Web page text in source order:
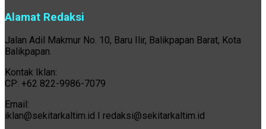
Alamat Redaksi
Jalan Adil Makmur No. 10, Baru Ilir, Balikpapan Barat, Kota
Balikpapan.
Kontak Iklan:
CP: +62 822-9986-7079
Email:
iklan@sekitarkaltim.id I redaksi@sekitarkaltim.id